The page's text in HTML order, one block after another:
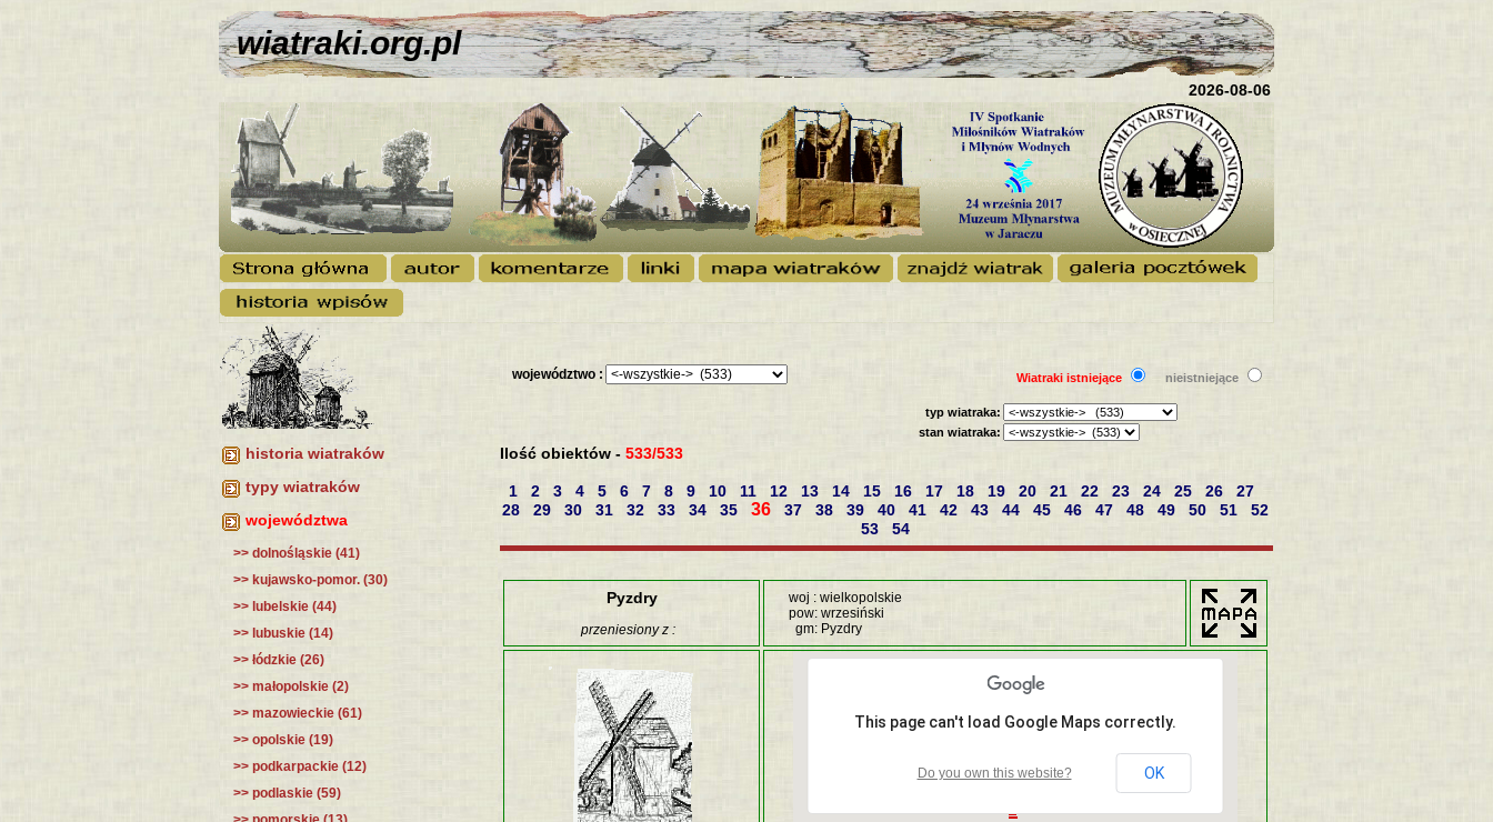
wiatraki.org.pl
2026-08-06
historia wiatraków
typy wiatraków
województwa
>> dolnośląskie (41)
>> kujawsko-pomor. (30)
>> lubelskie (44)
>> lubuskie (14)
>> łódzkie (26)
>> małopolskie (2)
>> mazowieckie (61)
>> opolskie (19)
>> podkarpackie (12)
>> podlaskie (59)
województwo : Wiatraki istniejące nieistniejące
typ wiatraka:
stan wiatraka:
Ilość obiektów - 533/533
1 2 3 4 5 6 7 8 9 10 11 12 13 14 15 16 17 18 19 20 21 22 23 24 25 26
27
28
29 30 31 32 33 34 35 36 37 38 39 40 41 42 43 44 45 46 47 48 49 50 51
52
53
54
Pyzdry
przeniesiony z :
woj : wielkopolskie
pow: wrzesiński
gm: Pyzdry
This page can't load Google Maps correctly.
Do you own this website? OK